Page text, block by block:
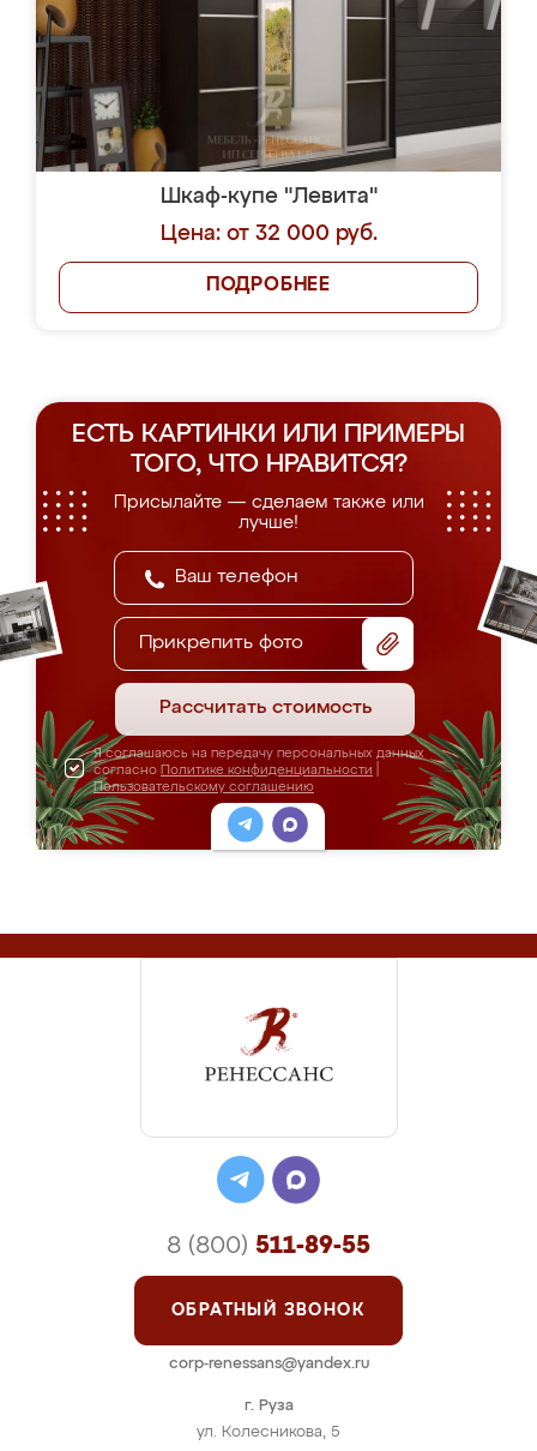
Шкаф-купе "Левита"
Цена: от 32 000 руб.
ПОДРОБНЕЕ
ЕСТЬ КАРТИНКИ ИЛИ ПРИМЕРЫ
ТОГО, ЧТО НРАВИТСЯ?
Присылайте — сделаем также или
лучше!
Прикрепить фото
Рассчитать стоимость
Я соглашаюсь на передачу персональных данных
согласно Политике конфиденциальности
Пользовательскому соглашению
г. Руза
ул. Колесникова, 5
8 (800) 511-89-55
ОБРАТНЫЙ ЗВОНОК
corp-renessans@yandex.ru